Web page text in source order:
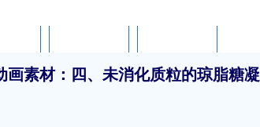
素材：四、未消化质粒的琼脂糖凝